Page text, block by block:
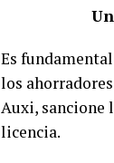
Es
los
Auxi, sancione
licencia.